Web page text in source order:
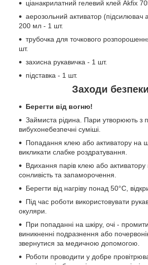
ціанакрилатний гелевий клей Akfix
аерозольний активатор (підсилювач
200 мл - 1 шт.
трубочка для точкового
шт.
захисна рукавичка - 1 шт.
підставка - 1 шт.
Заходи безпеки
Берегти від вогню!
Займиста рідина. Пари утворюють з
вибухонебезпечні суміші.
Попадання клею або активатору на
викликати слабке роздратування.
Вдихання парів клею або
сонливість та запаморочення.
Берегти від нагріву понад 50°C,
Під час роботи використовувати
окуляри.
При попаданні на шкіру, очі -
виникненні подразнення або
звернутися за медичною допомогою.
Роботи проводити у добре